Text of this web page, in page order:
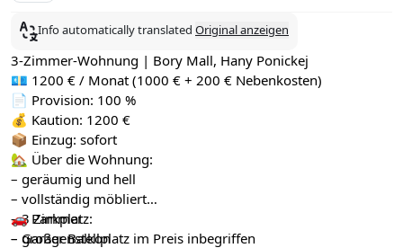
Info automatically translated Original anzeigen
3-Zimmer-Wohnung | Bory Mall, Hany Ponickej
💶 1200 € / Monat (1000 € + 200 € Nebenkosten)
📄 Provision: 100 %
💰 Kaution: 1200 €
📦 Einzug: sofort
🏡 Über die Wohnung:
– geräumig und hell
– vollständig möbliert
– 3 Zimmer
– großer Balkon
🚗 Parkplatz:
– Garagenstellplatz im Preis inbegriffen